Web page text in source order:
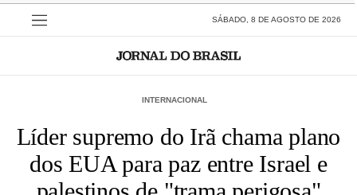
SÁBADO, 8 DE AGOSTO DE 2026
INTERNACIONAL
Líder supremo do Irã chama plano
dos EUA para paz entre Israel e